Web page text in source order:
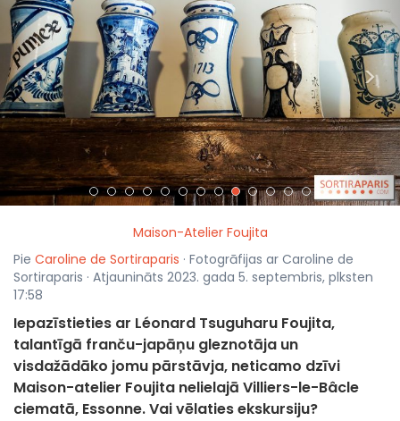
< >
Maison-Atelier Foujita
Pie Caroline de Sortiraparis · Fotogrāfijas ar Caroline de
Sortiraparis · Atjaunināts 2023. gada 5. septembris, plksten
17:58
Iepazīstieties ar Léonard Tsuguharu Foujita,
talantīgā franču-japāņu gleznotāja un
visdažādāko jomu pārstāvja, neticamo dzīvi
Maison-atelier Foujita nelielajā Villiers-le-Bâcle
ciematā, Essonne. Vai vēlaties ekskursiju?